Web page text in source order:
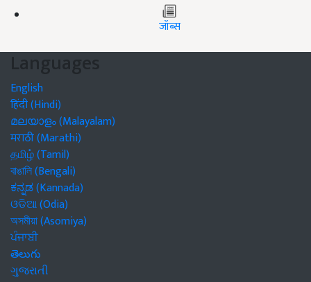
जॉब्स
Languages
English
हिंदी (Hindi)
മലയാളം (Malayalam)
मराठी (Marathi)
தமிழ் (Tamil)
বাঙালি (Bengali)
ಕನ್ನಡ (Kannada)
ଓଡିଆ (Odia)
অসমীয়া (Asomiya)
ਪੰਜਾਬੀ
తెలుగు
ગુજરાતી